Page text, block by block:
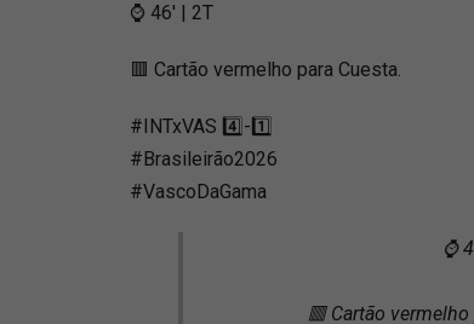
⌚ 46' | 2T
🟥 Cartão vermelho para Cuesta.
#INTxVAS 4️⃣-1️⃣
#Brasileirão2026
#VascoDaGama️
⌚
🟥 Cartão vermelho